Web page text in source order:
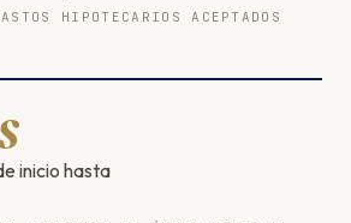
HIPOTECARIOS ACEPTADOS
inicio hasta